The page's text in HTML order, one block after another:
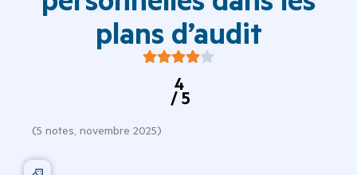
plans d’audit
4
/ 5
(5 notes, novembre 2025)